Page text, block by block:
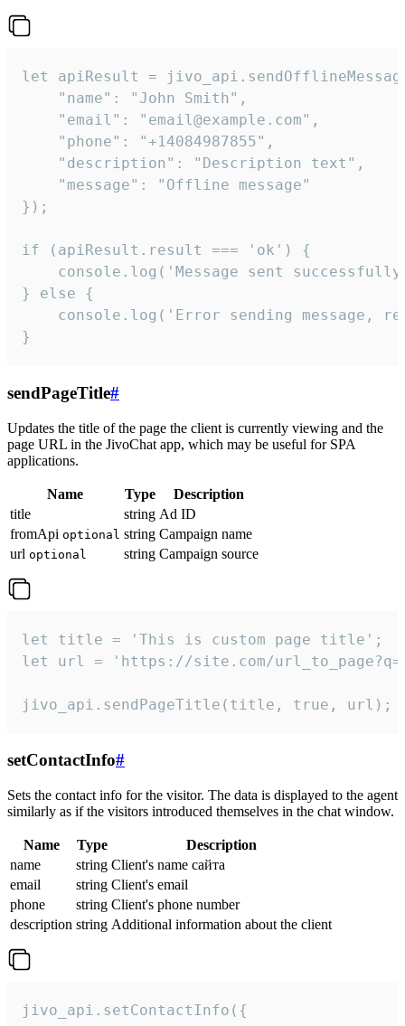
let apiResult =
    "name": "John Smith",
    "email": "email@example.com",
    "phone": "+14084987855",
    "description": "Description text",
    "message": "Offline message"
});
if (apiResult.result === 'ok') {
console.log('Message sent
} else {
console.log('Error sending message,
}
sendPageTitle#
Updates the title of the page the client is currently viewing and the
page URL in the JivoChat app, which may be useful for SPA
applications.
Name Type
Description
title
string Ad ID
fromApi optional string Campaign name
url optional string Campaign source
let title = 'This is custom page title';
let url = 'https://site.com/
jivo_api.sendPageTitle(title, true, url);
setContactInfo#
Sets the contact info for the visitor. The data is displayed to the agent
similarly as if the visitors introduced themselves in the chat window.
Name Type
Description
name
string Client's name сайта
email
string Client's email
phone
string Client's phone number
description string Additional information about the client
jivo_api.setContactInfo({